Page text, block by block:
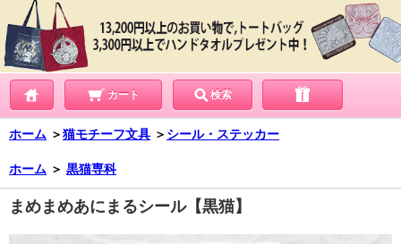
カート 検索
ホーム ＞猫モチーフ文具 ＞ シール・ステッカー
ホーム ＞ 黒猫専科
まめまめあにまるシール【黒猫】